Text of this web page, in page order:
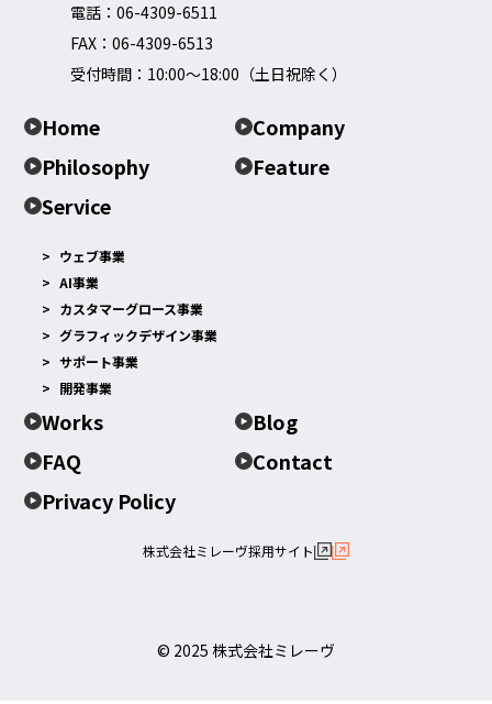
電話： 06-4309-6511
FAX：06-4309-6513
受付時間：10:00～18:00（土日祝除く）
Home
Company
Philosophy
Feature
Service
ウェブ事業
AI事業
カスタマーグロース事業
グラフィックデザイン事業
サポート事業
開発事業
Works
Blog
FAQ
Contact
Privacy Policy
株式会社ミレーヴ採用サイト
© 2025 株式会社ミレーヴ